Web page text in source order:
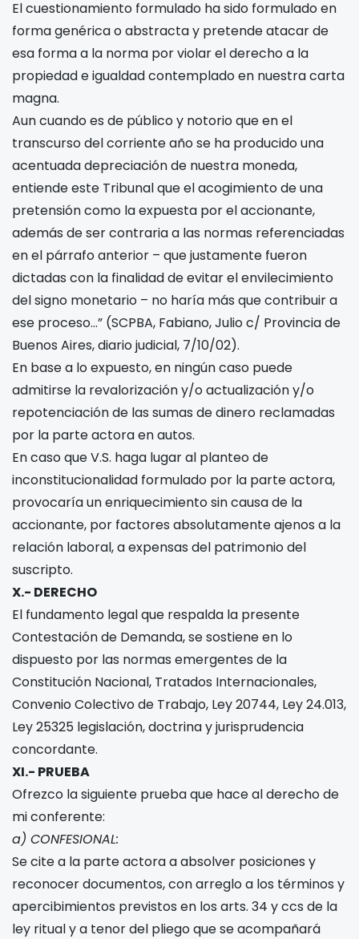
El cuestionamiento formulado ha sido formulado en
forma genérica o abstracta y pretende atacar de
esa forma a la norma por violar el derecho a la
propiedad e igualdad contemplado en nuestra carta
magna.
Aun cuando es de público y notorio que en el
transcurso del corriente año se ha producido una
acentuada depreciación de nuestra moneda,
entiende este Tribunal que el acogimiento de una
pretensión como la expuesta por el accionante,
además de ser contraria a las normas referenciadas
en el párrafo anterior – que justamente fueron
dictadas con la finalidad de evitar el envilecimiento
del signo monetario – no haría más que contribuir a
ese proceso…” (SCPBA, Fabiano, Julio c/ Provincia de
Buenos Aires, diario judicial, 7/10/02).
En base a lo expuesto, en ningún caso puede
admitirse la revalorización y/o actualización y/o
repotenciación de las sumas de dinero reclamadas
por la parte actora en autos.
En caso que V.S. haga lugar al planteo de
inconstitucionalidad formulado por la parte actora,
provocaría un enriquecimiento sin causa de la
accionante, por factores absolutamente ajenos a la
relación laboral, a expensas del patrimonio del
suscripto.
X.- DERECHO
El fundamento legal que respalda la presente
Contestación de Demanda, se sostiene en lo
dispuesto por las normas emergentes de la
Constitución Nacional, Tratados Internacionales,
Convenio Colectivo de Trabajo, Ley 20744, Ley 24.013,
Ley 25325 legislación, doctrina y jurisprudencia
concordante.
XI.- PRUEBA
Ofrezco la siguiente prueba que hace al derecho de
mi conferente:
a) CONFESIONAL:
Se cite a la parte actora a absolver posiciones y
reconocer documentos, con arreglo a los términos y
apercibimientos previstos en los arts. 34 y ccs de la
ley ritual y a tenor del pliego que se acompañará